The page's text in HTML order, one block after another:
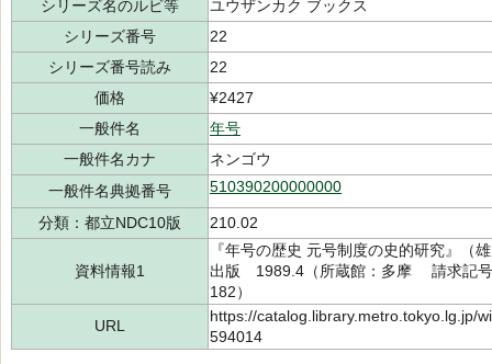
シリーズ名のルビ等
ユウザンカク ブックス
シリーズ番号
22
シリーズ番号読み
22
価格
¥2427
一般件名
年号
一般件名カナ
ネンゴウ
一般件名典拠番号
510390200000000
分類：都立NDC10版 210.02
資料情報1
『年号の歴史 元号制度の史的研究』
出版 1989.4（所蔵館：多摩 請求記
182）
URL
https://catalog.library.metro.tokyo.lg.jp/
594014